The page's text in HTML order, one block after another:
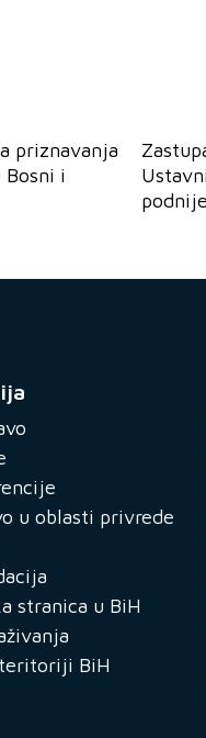
priznavanja
i
u oblasti privrede
stranica u BiH
BiH